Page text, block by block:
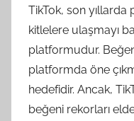
TikTok, son yıllarda
kitlelere ulaşmayı
platformudur.
platformda öne
hedefidir. Ancak,
beğeni rekorları